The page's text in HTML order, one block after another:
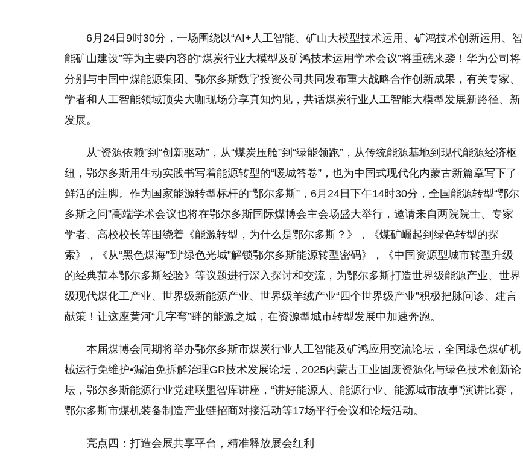
6月24日9时30分，一场围绕以“AI+人工智能、矿山大模型技术运用、矿鸿技术创新运用、智
能矿山建设”等为主要内容的“煤炭行业大模型及矿鸿技术运用学术会议”将重磅来袭！华为公司将
分别与中国中煤能源集团、鄂尔多斯数字投资公司共同发布重大战略合作创新成果，有关专家、
学者和人工智能领域顶尖大咖现场分享真知灼见，共话煤炭行业人工智能大模型发展新路径、新
发展。
从“资源依赖”到“创新驱动”，从“煤炭压舱”到“绿能领跑”，从传统能源基地到现代能源经济枢
纽，鄂尔多斯用生动实践书写着能源转型的“暖城答卷”，也为中国式现代化内蒙古新篇章写下了
鲜活的注脚。作为国家能源转型标杆的“鄂尔多斯”，6月24日下午14时30分，全国能源转型“鄂尔
多斯之问”高端学术会议也将在鄂尔多斯国际煤博会主会场盛大举行，邀请来自两院院士、专家
学者、高校校长等围绕着《能源转型，为什么是鄂尔多斯？》，《煤矿崛起到绿色转型的探
索》，《从“黑色煤海”到“绿色光城”解锁鄂尔多斯能源转型密码》，《中国资源型城市转型升级
的经典范本鄂尔多斯经验》等议题进行深入探讨和交流，为鄂尔多斯打造世界级能源产业、世界
级现代煤化工产业、世界级新能源产业、世界级羊绒产业“四个世界级产业”积极把脉问诊、建言
献策！让这座黄河“几字弯”畔的能源之城，在资源型城市转型发展中加速奔跑。
本届煤博会同期将举办鄂尔多斯市煤炭行业人工智能及矿鸿应用交流论坛，全国绿色煤矿机
械运行免维护•漏油免拆解治理GR技术发展论坛，2025内蒙古工业固废资源化与绿色技术创新论
坛，鄂尔多斯能源行业党建联盟智库讲座，“讲好能源人、能源行业、能源城市故事”演讲比赛，
鄂尔多斯市煤机装备制造产业链招商对接活动等17场平行会议和论坛活动。
亮点四：打造会展共享平台，精准释放展会红利